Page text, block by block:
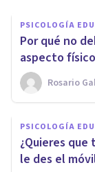
PSICOLOGÍA
Por qué no
aspecto
Rosario
PSICOLOGÍA
¿Quieres
le des el